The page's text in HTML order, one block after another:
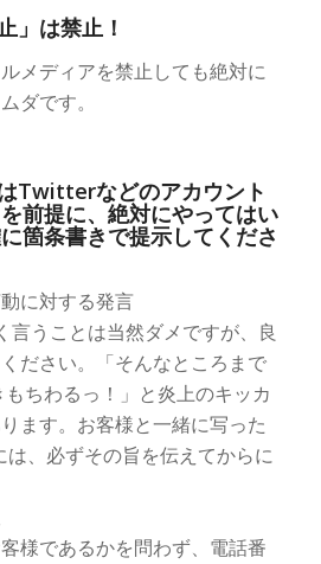
」は禁止！
メディアを禁止しても絶対に
ダです。
Twitterなどのアカウント
前提に、絶対にやってはい
箇条書きで提示してくださ
に対する発言
言うことは当然ダメですが、良
ださい。「そんなところまで
ちわるっ！」と炎上のキッカ
ます。お客様と一緒に写った
、必ずその旨を伝えてからに
様であるかを問わず、電話番